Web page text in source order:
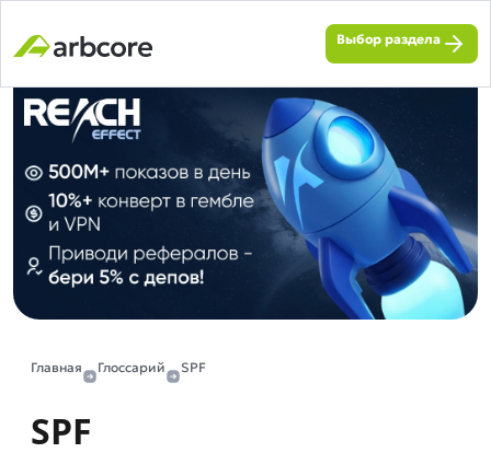
Выбор раздела
Главная Глоссарий SPF
SPF